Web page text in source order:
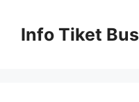
contentInfo Tiket Bus